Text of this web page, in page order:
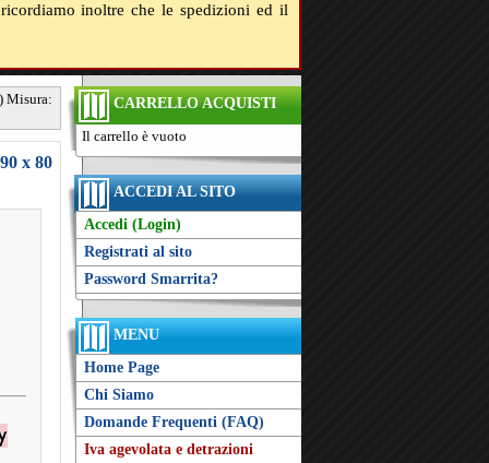
inoltre che le spedizioni ed il
CARRELLO ACQUISTI
Il carrello è vuoto
ACCEDI AL SITO
Accedi (Login)
Registrati al sito
Password Smarrita?
MENU
Home Page
Chi Siamo
Domande Frequenti (FAQ)
Iva agevolata e detrazioni
Misura:
x 80